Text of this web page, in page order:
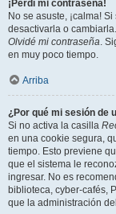
¡Perdí mi contraseña!
No se asuste, ¡calma!
desactivarla o
Olvidé mi contraseña.
en muy poco tiempo.
Arriba
¿Por qué mi sesión de
Si no activa la casilla
en una cookie segura,
tiempo. Esto previene
que el sistema le
ingresar. No es
biblioteca, cyber-cafés,
que la administración